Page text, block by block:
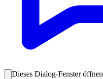
Dieses Dialog-Fenster öffnen